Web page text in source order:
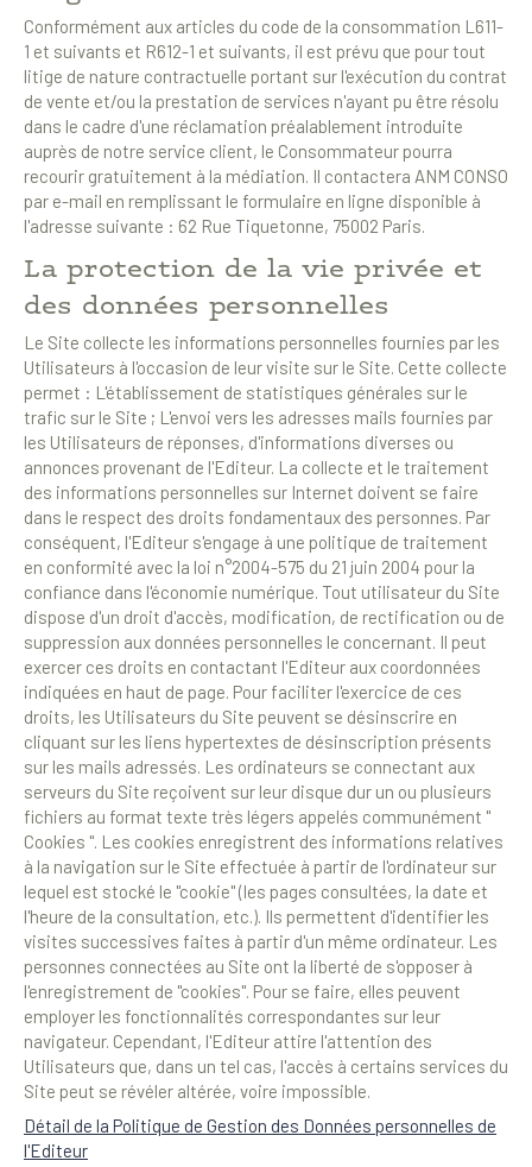
Conformément aux articles du code de la consommation L611-
1 et suivants et R612-1 et suivants, il est prévu que pour tout
litige de nature contractuelle portant sur l'exécution du contrat
de vente et/ou la prestation de services n'ayant pu être résolu
dans le cadre d'une réclamation préalablement introduite
auprès de notre service client, le Consommateur pourra
recourir gratuitement à la médiation. Il contactera ANM CONSO
par e-mail en remplissant le formulaire en ligne disponible à
l'adresse suivante : 62 Rue Tiquetonne, 75002 Paris.
La protection de la vie privée et
des données personnelles
Le Site collecte les informations personnelles fournies par les
Utilisateurs à l'occasion de leur visite sur le Site. Cette collecte
permet : L'établissement de statistiques générales sur le
trafic sur le Site ; L'envoi vers les adresses mails fournies par
les Utilisateurs de réponses, d'informations diverses ou
annonces provenant de l'Editeur. La collecte et le traitement
des informations personnelles sur Internet doivent se faire
dans le respect des droits fondamentaux des personnes. Par
conséquent, l'Editeur s'engage à une politique de traitement
en conformité avec la loi n°2004-575 du 21 juin 2004 pour la
confiance dans l'économie numérique. Tout utilisateur du Site
dispose d'un droit d'accès, modification, de rectification ou de
suppression aux données personnelles le concernant. Il peut
exercer ces droits en contactant l'Editeur aux coordonnées
indiquées en haut de page. Pour faciliter l'exercice de ces
droits, les Utilisateurs du Site peuvent se désinscrire en
cliquant sur les liens hypertextes de désinscription présents
sur les mails adressés. Les ordinateurs se connectant aux
serveurs du Site reçoivent sur leur disque dur un ou plusieurs
fichiers au format texte très légers appelés communément "
Cookies ". Les cookies enregistrent des informations relatives
à la navigation sur le Site effectuée à partir de l'ordinateur sur
lequel est stocké le "cookie" (les pages consultées, la date et
l'heure de la consultation, etc.). Ils permettent d'identifier les
visites successives faites à partir d'un même ordinateur. Les
personnes connectées au Site ont la liberté de s'opposer à
l'enregistrement de "cookies". Pour se faire, elles peuvent
employer les fonctionnalités correspondantes sur leur
navigateur. Cependant, l'Editeur attire l'attention des
Utilisateurs que, dans un tel cas, l'accès à certains services du
Site peut se révéler altérée, voire impossible.
Détail de la Politique de Gestion des Données personnelles de
l'Editeur